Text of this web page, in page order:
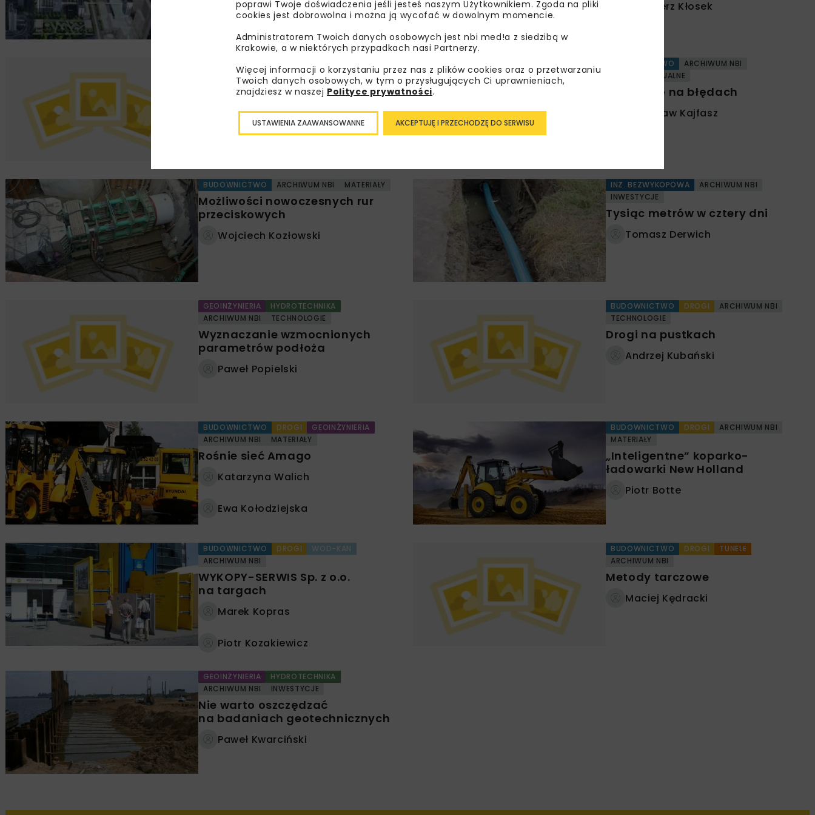
Krzysztof Kaczorowski Kazimierz Kłosek
Podnośniki, dźwigi, agregaty
Katarzyna Kanabus-Szopa
BUDOWNICTWO
ARCHIWUM NBI
TEMATY SPECJALNE
Uczmy się na błędach
Stanisław Kajfasz
BUDOWNICTWO ARCHIWUM NBI MATERIAŁY
Możliwości nowoczesnych rur
przeciskowych
Wojciech Kozłowski
INŻ. BEZWYKOPOWA
ARCHIWUM NBI
INWESTYCJE
Tysiąc metrów w cztery dni
Tomasz Derwich
GEOINŻYNIERIA
HYDROTECHNIKA
ARCHIWUM NBI
TECHNOLOGIE
Wyznaczanie wzmocnionych
parametrów podłoża
Paweł Popielski
BUDOWNICTWO DROGI
ARCHIWUM NBI
TECHNOLOGIE
Drogi na pustkach
Andrzej Kubański
BUDOWNICTWO DROGI
GEOINŻYNIERIA
ARCHIWUM NBI
MATERIAŁY
Rośnie sieć Amago
Katarzyna Walich
Ewa Kołodziejska
BUDOWNICTWO DROGI
ARCHIWUM NBI
MATERIAŁY
„Inteligentne” koparko-
ładowarki New Holland
Piotr Botte
BUDOWNICTWO DROGI
WOD-KAN
ARCHIWUM NBI
WYKOPY-SERWIS Sp. z o.o.
na targach
Marek Kopras
Piotr Kozakiewicz
BUDOWNICTWO DROGI
TUNELE
ARCHIWUM NBI
Metody tarczowe
Maciej Kędracki
GEOINŻYNIERIA
HYDROTECHNIKA
ARCHIWUM NBI
INWESTYCJE
Nie warto oszczędzać
na badaniach geotechnicznych
Paweł Kwarciński
poprawi Twoje doświadczenia jeśli jesteś naszym Użytkownikiem. Zgoda na pliki
cookies jest dobrowolna i można ją wycofać w dowolnym momencie.
Administratorem Twoich danych osobowych jest nbi med!a z siedzibą w
Krakowie, a w niektórych przypadkach nasi Partnerzy.
Więcej informacji o korzystaniu przez nas z plików cookies oraz o przetwarzaniu
Twoich danych osobowych, w tym o przysługujących Ci uprawnieniach,
znajdziesz w naszej Polityce prywatności.
AKCEPTUJĘ I PRZECHODZĘ DO SERWISU
USTAWIENIA ZAAWANSOWANNE